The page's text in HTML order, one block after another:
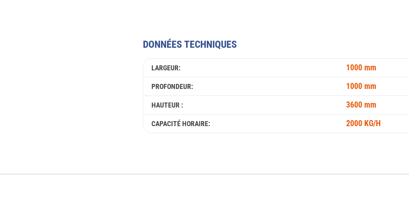
DONNÉES TECHNIQUES
LARGEUR: 1000 mm
PROFONDEUR: 1000 mm
HAUTEUR : 3600 mm
CAPACITÉ HORAIRE: 2000 KG/H